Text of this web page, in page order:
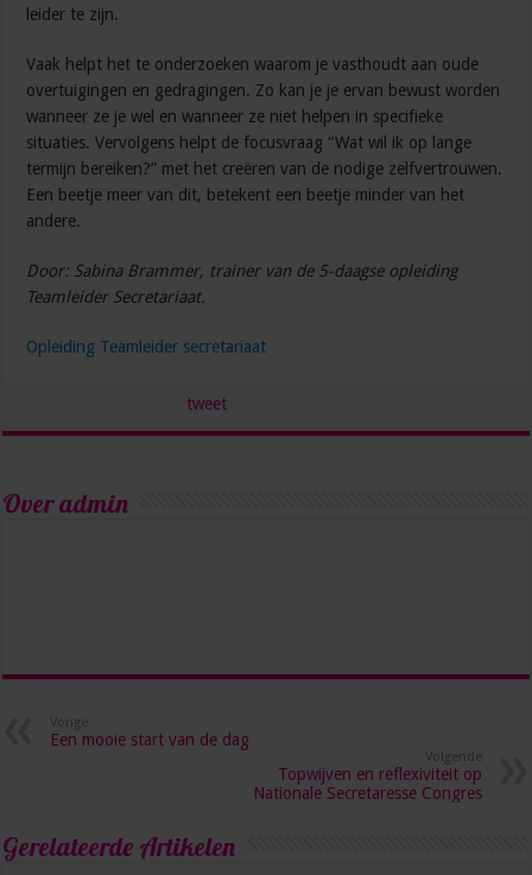
leider te zijn.
Vaak helpt het te onderzoeken waarom je vasthoudt aan oude
overtuigingen en gedragingen. Zo kan je je ervan bewust worden
wanneer ze je wel en wanneer ze niet helpen in specifieke
situaties. Vervolgens helpt de focusvraag “Wat wil ik op lange
termijn bereiken?” met het creëren van de nodige zelfvertrouwen.
Een beetje meer van dit, betekent een beetje minder van het
andere.
Door: Sabina Brammer, trainer van de 5-daagse opleiding
Teamleider Secretariaat.
Opleiding Teamleider secretariaat
tweet
Over admin
Vorige
Een mooie start van de dag
Volgende
Topwijven en reflexiviteit op
Nationale Secretaresse Congres
Gerelateerde Artikelen